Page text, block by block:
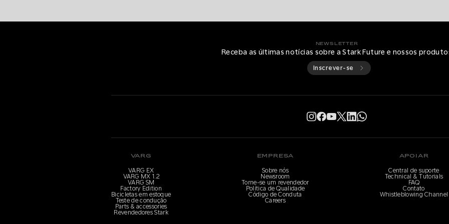
NEWSLETTER
Receba as últimas notícias sobre a Stark Future e nossos
Inscrever-se
VARG
VARG EX
VARG MX 1.2
VARG SM
Factory Edition
Bicicletas em estoque
Teste de condução
Parts & accessories
Revendedores Stark
EMPRESA
Sobre nós
Newsroom
Torne-se um revendedor
Política de Qualidade
Código de Conduta
Careers
APOIAR
Central de suporte
Technical & Tutorials
FAQ
Contato
Whistleblowing Channel